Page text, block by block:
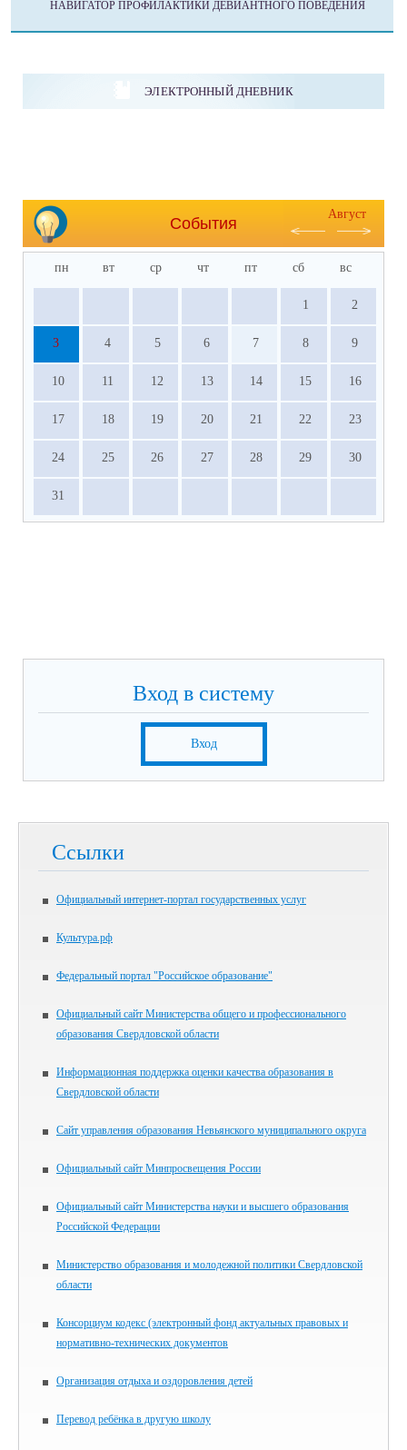
НАВИГАТОР ПРОФИЛАКТИКИ ДЕВИАНТНОГО ПОВЕДЕНИЯ
ЭЛЕКТРОННЫЙ ДНЕВНИК
События
Август
пн вт ср чт пт сб вс
1 2
3 4 5 6 7 8 9
10 11 12 13 14 15 16
17 18 19 20 21 22 23
24 25 26 27 28 29 30
31
Вход в систему
Вход
Ссылки
Официальный интернет-портал государственных услуг
Культура.рф
Федеральный портал "Российское образование"
Официальный сайт Министерства общего и профессионального
образования Свердловской области
Информационная поддержка оценки качества образования в
Свердловской области
Сайт управления образования Невьянского муниципального округа
Официальный сайт Минпросвещения России
Официальный сайт Министерства науки и высшего образования
Российской Федерации
Министерство образования и молодежной политики Свердловской
области
Консорциум кодекс (электронный фонд актуальных правовых и
нормативно-технических документов
Организация отдыха и оздоровления детей
Перевод ребёнка в другую школу